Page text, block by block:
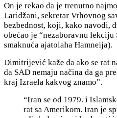
On je rekao da je trenutno
Laridžani, sekretar Vrhovnog
bezbednost, koji, kako navodi,
obećao je “nezaboravnu
smaknuća ajatolaha Hamneija).
Dimitrijević kaže da ako se rat
da SAD nemaju načina da ga
kraj Izraela kakvog znamo”.
“Iran se od 1979. i
rat sa Amerikom. Iran je